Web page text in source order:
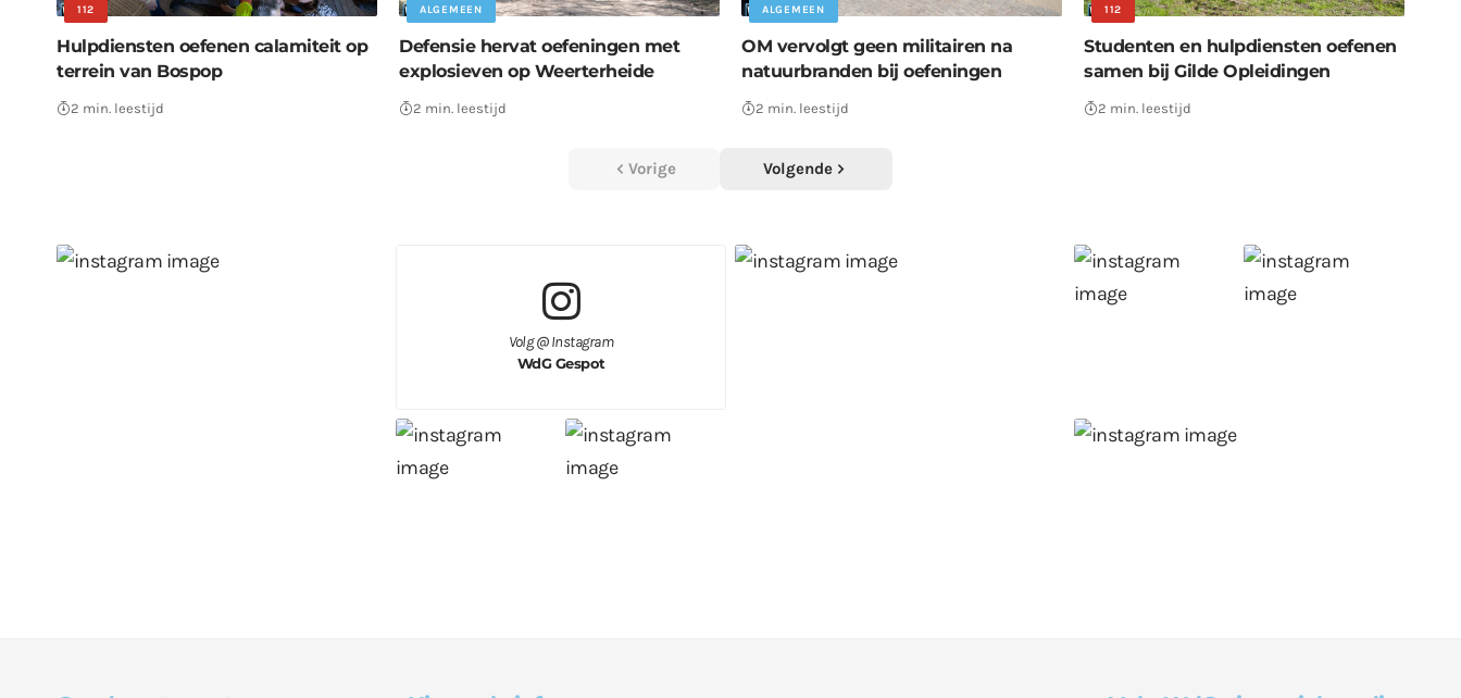
112
Hulpdiensten oefenen calamiteit op
terrein van Bospop
2 min. leestijd
ALGEMEEN
Defensie hervat oefeningen met
explosieven op Weerterheide
2 min. leestijd
ALGEMEEN
OM vervolgt geen militairen na
natuurbranden bij oefeningen
2 min. leestijd
112
Studenten en hulpdiensten oefenen
samen bij Gilde Opleidingen
2 min. leestijd
Vorige Volgende
Volg @ Instagram
WdG Gespot